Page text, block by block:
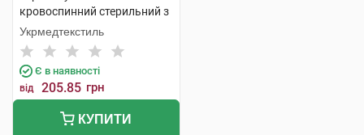
кровоспинний стерильний з
однією подушкою 30 см х 30
см 1 шт
Укрмедтекстиль
Є в наявності
від 205.85 грн
КУПИТИ